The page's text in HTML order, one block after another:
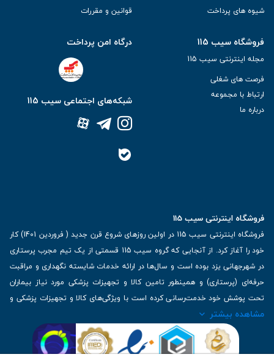
شیوه های پرداخت
قوانین و مقررات
فروشگاه سیب 115
مجله اینترنتی سیب 115
فرصت های شغلی
ارتباط با مجموعه
درباره ما
درگاه امن پرداخت
شبکه‌های اجتماعی سیب 115
فروشگاه اینترنتی سیب 115
فروشگاه اینترنتی سیب 115 در اولین روزهای شروع قرن جدید ( فروردین 1401) کار
خود را آغاز کرد. از آنجایی که گروه سیب 115 قسمتی از یک تیم مجرب پرستاری
در شهرجهانی یزد بوده است و سال‌ها در ارائه خدمات شایسته نگهداری و مراقبت
حرفه‌ای (پرستاری) و همینطور تامین کالا و تجهیزات پزشکی مورد نیاز بیماران
تحت پوشش خود خدمت‌رسانی کرده است با ویژگی‌های کالا و تجهیزات پزشکی و
برترین برندهای موجود در بازار اطلاعات بسیار ارزشمندی را دارا می‌باشد
مشاهده بیشتر